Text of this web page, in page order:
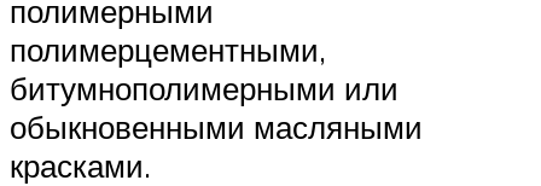
полимерными
полимерцементными,
битумнополимерными или
обыкновенными масляными
красками.